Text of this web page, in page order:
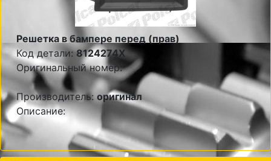
Решетка в бампере перед (прав)
Код детали:8124274X
Оригинальный номер:
Производитель:оригинал
Описание: